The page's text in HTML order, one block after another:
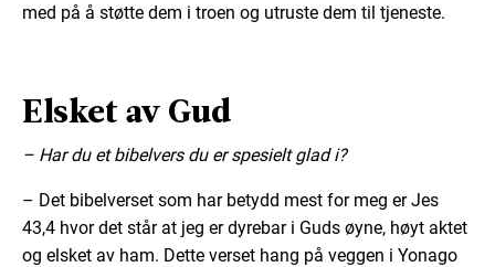
med på å støtte dem i troen og utruste dem til tjeneste.
Elsket av Gud
– Har du et bibelvers du er spesielt glad i?
– Det bibelverset som har betydd mest for meg er Jes
43,4 hvor det står at jeg er dyrebar i Guds øyne, høyt aktet
og elsket av ham. Dette verset hang på veggen i Yonago